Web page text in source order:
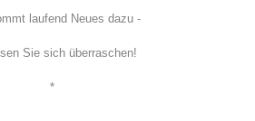
laufend Neues dazu -
Sie sich überraschen!
*